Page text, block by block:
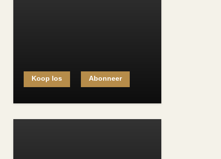
Koop los Abonneer